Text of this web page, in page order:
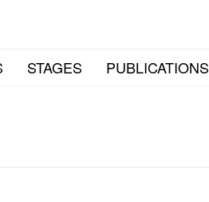
STAGES PUBLICATIONS